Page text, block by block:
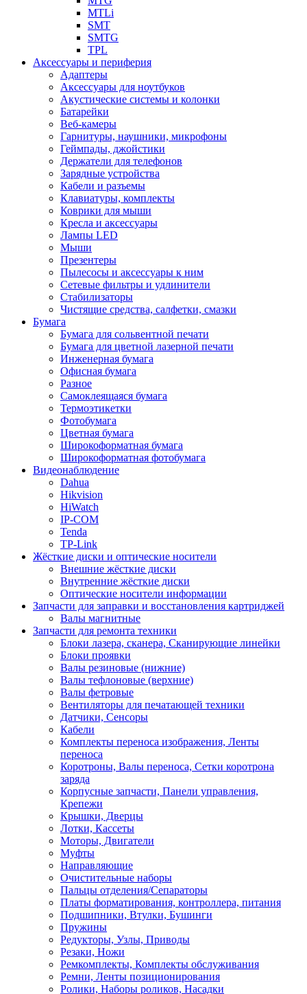
MTLi
SMT
SMTG
TPL
Аксессуары и периферия
Адаптеры
Аксессуары для ноутбуков
Акустические системы и колонки
Батарейки
Веб-камеры
Гарнитуры, наушники, микрофоны
Геймпады, джойстики
Держатели для телефонов
Зарядные устройства
Кабели и разъемы
Клавиатуры, комплекты
Коврики для мыши
Кресла и аксессуары
Лампы LED
Мыши
Презентеры
Пылесосы и аксессуары к ним
Сетевые фильтры и удлинители
Стабилизаторы
Чистящие средства, салфетки, смазки
Бумага
Бумага для сольвентной печати
Бумага для цветной лазерной печати
Инженерная бумага
Офисная бумага
Разное
Самоклеящаяся бумага
Термоэтикетки
Фотобумага
Цветная бумага
Широкоформатная бумага
Широкоформатная фотобумага
Видеонаблюдение
Dahua
Hikvision
HiWatch
IP-COM
Tenda
TP-Link
Жёсткие диски и оптические носители
Внешние жёсткие диски
Внутренние жёсткие диски
Оптические носители информации
Запчасти для заправки и восстановления картриджей
Валы магнитные
Запчасти для ремонта техники
Блоки лазера, сканера, Сканирующие линейки
Блоки проявки
Валы резиновые (нижние)
Валы тефлоновые (верхние)
Валы фетровые
Вентиляторы для печатающей техники
Датчики, Сенсоры
Кабели
Комплекты переноса изображения, Ленты
переноса
Коротроны, Валы переноса, Сетки коротрона
заряда
Корпусные запчасти, Панели управления,
Крепежи
Крышки, Дверцы
Лотки, Кассеты
Моторы, Двигатели
Муфты
Направляющие
Очистительные наборы
Пальцы отделения/Сепараторы
Платы форматирования, контроллера, питания
Подшипники, Втулки, Бушинги
Пружины
Редукторы, Узлы, Приводы
Резаки, Ножи
Ремкомплекты, Комплекты обслуживания
Ремни, Ленты позиционирования
Ролики, Наборы роликов, Насадки